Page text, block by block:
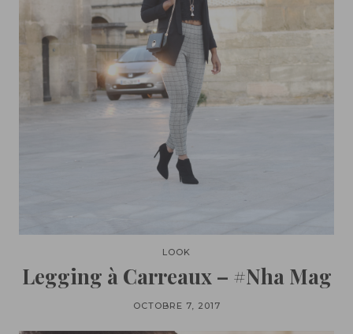
LOOK
Legging à Carreaux – #Nha Mag
OCTOBRE 7, 2017